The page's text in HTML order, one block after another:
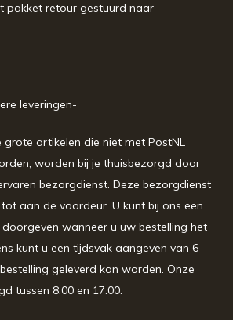
pakket retour gestuurd naar
leveringen-
grote artikelen die niet met PostNL
worden bij je thuisbezorgd door
bezorgdienst. Deze bezorgdienst
aan de voordeur. U kunt bij ons een
wanneer u uw bestelling het
kunt u een tijdsvak aangeven van 6
geleverd kan worden. Onze
tussen 8.00 en 17.00.